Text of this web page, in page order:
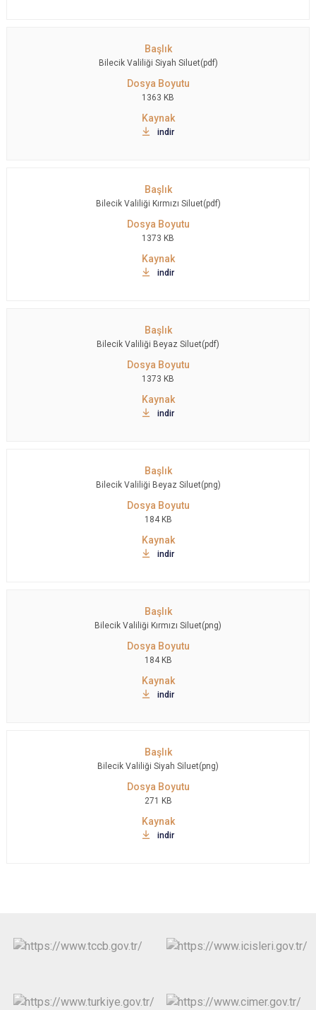
Bilecik Valiliği Siyah Siluet(pdf)
1363 KB
indir
Bilecik Valiliği Kırmızı Siluet(pdf)
1373 KB
indir
Bilecik Valiliği Beyaz Siluet(pdf)
1373 KB
indir
Bilecik Valiliği Beyaz Siluet(png)
184 KB
indir
Bilecik Valiliği Kırmızı Siluet(png)
184 KB
indir
Bilecik Valiliği Siyah Siluet(png)
271 KB
indir